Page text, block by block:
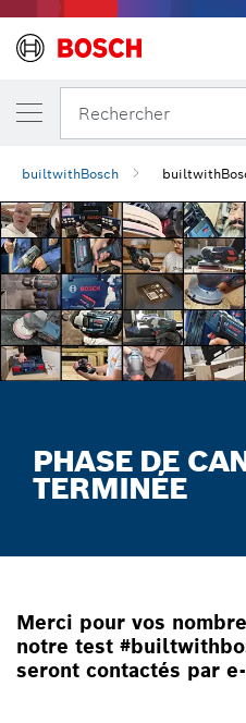
Rechercher
builtwithBosch
PHASE DE
TERMINÉE
Merci pour vos
notre test
seront contactés par